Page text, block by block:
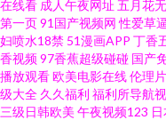
网址 波多野洁衣在线 三级韩
区三区在线日子美b欧 亚洲影
噜97 日本黄色永久视频 91视
在线看 成人午夜网址 五月花
第一页91国产视频网 性爱草
妇喷水18禁 51漫画APP 丁香
香视频97香蕉超级碰碰 国产
播放观看欧美电影在线伦理
级大全 久久福利 福利所导航
三级日韩欧美 午夜视频123